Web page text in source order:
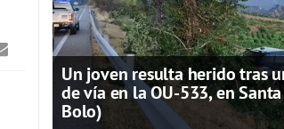
Un joven resulta herido tras
de vía en la OU-533, en Santa
Bolo)